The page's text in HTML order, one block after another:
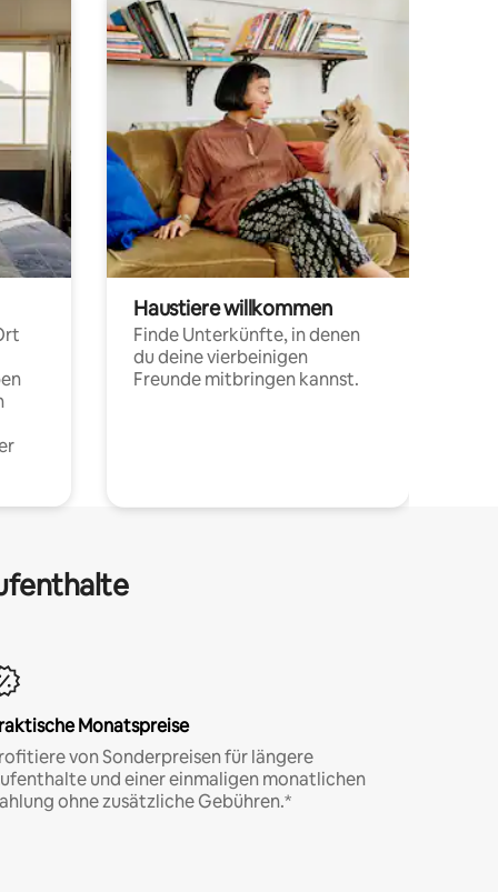
Haustiere willkommen
Finde Unterkünfte, in denen
du deine vierbeinigen
Freunde mitbringen kannst.
Monatspreise
von Sonderpreisen für längere
und einer einmaligen monatlichen
ohne zusätzliche Gebühren.*